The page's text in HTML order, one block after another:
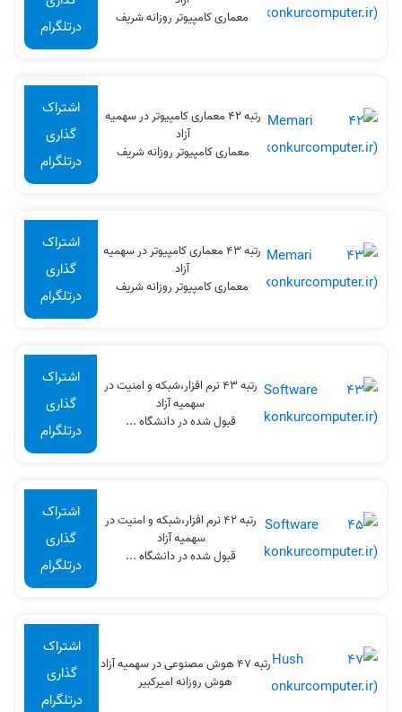
معماری کامپیوتر روزانه شریف
درتلگرام
رتبه 42 معماری کامپیوتر در سهميه
آزاد
معماری کامپیوتر روزانه شریف
اشتراک
گذاری
درتلگرام
رتبه 43 معماری کامپیوتر در سهميه
آزاد
معماری کامپیوتر روزانه شریف
اشتراک
گذاری
درتلگرام
رتبه 43 نرم افزار،شبکه و امنیت در
سهميه آزاد
قبول شده در دانشگاه ...
اشتراک
گذاری
درتلگرام
رتبه 42 نرم افزار،شبکه و امنیت در
سهميه آزاد
قبول شده در دانشگاه ...
اشتراک
گذاری
درتلگرام
رتبه 47 هوش مصنوعی در سهميه آزاد
هوش روزانه امیرکبیر
اشتراک
گذاری
درتلگرام